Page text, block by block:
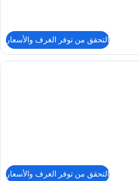
التحقق من توفر الغرف والأسعار
التحقق من توفر الغرف والأسعار